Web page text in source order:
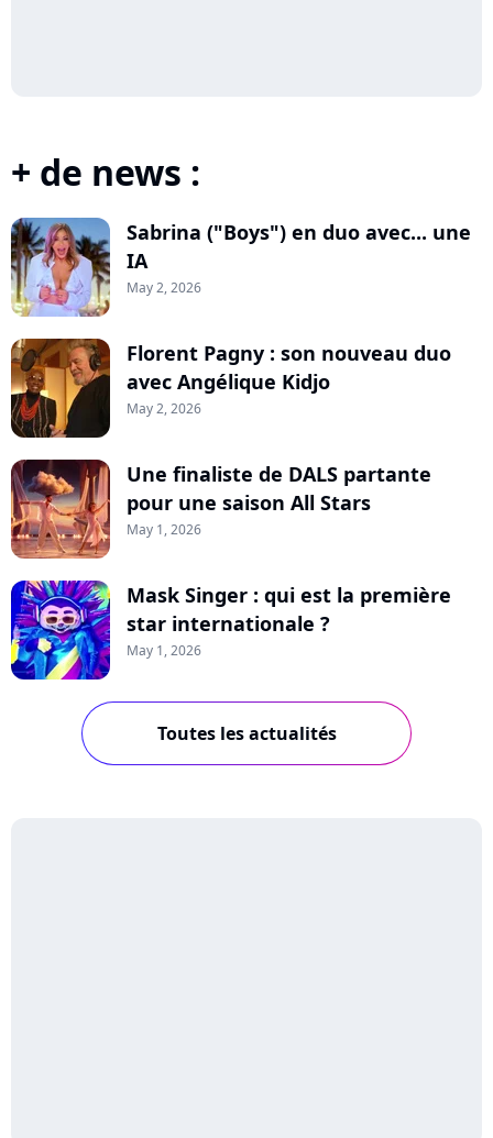
+ de news :
Sabrina ("Boys") en duo avec... une
IA
May 2, 2026
Florent Pagny : son nouveau duo
avec Angélique Kidjo
May 2, 2026
Une finaliste de DALS partante
pour une saison All Stars
May 1, 2026
Mask Singer : qui est la première
star internationale ?
May 1, 2026
Toutes les actualités